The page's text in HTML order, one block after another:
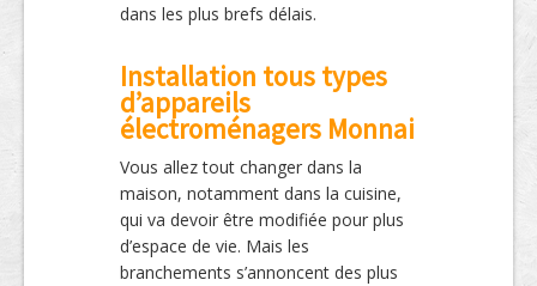
dans les plus brefs délais.
Installation tous types
d’appareils
électroménagers Monnai
Vous allez tout changer dans la
maison, notamment dans la cuisine,
qui va devoir être modifiée pour plus
d’espace de vie. Mais les
branchements s’annoncent des plus